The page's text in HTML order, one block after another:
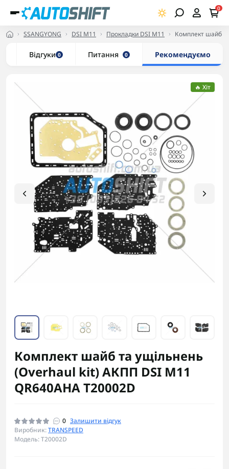
0
SSANGYONG DSI M11 Прокладки DSI M11 Комплект шайб
Відгуки 0 Питання 0 Рекомендуємо
🔥 Хіт
Комплект шайб та ущільнень
(Overhaul kit) АКПП DSI M11
QR640AHA T20002D
0 Залишити відгук
Виробник:TRANSPEED
Модель: T20002D